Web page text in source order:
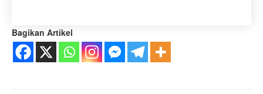
Bagikan Artikel